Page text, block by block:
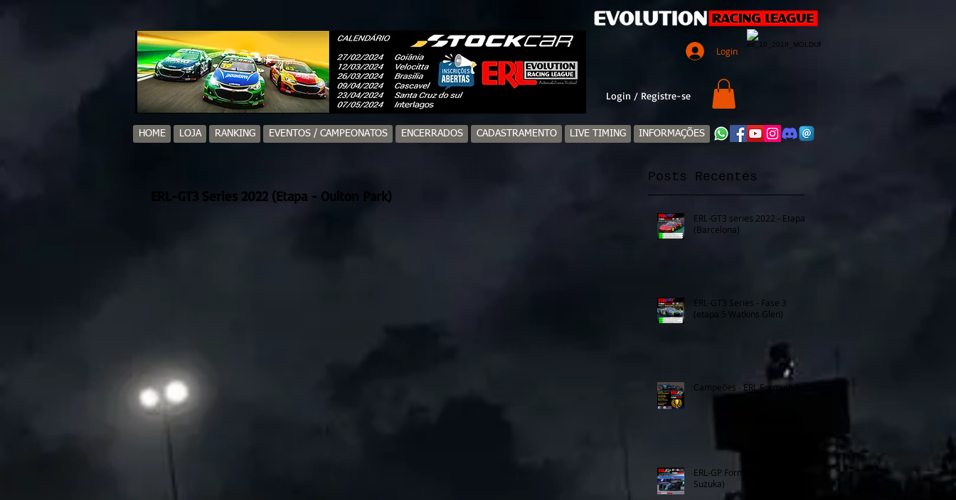
Login / Registre-se
Login
ERL-GT3 Series 2022 (Etapa - Oulton Park)
Posts Recentes
ERL-GT3 series 2022 - Etapa 6
(Barcelona)
ERL-GT3 Series - Fase 3
(etapa 5 Watkins Glen)
Campeões - ERL Formula 2
ERL-GP Formula 2 (etapa 6 -
Suzuka)
HOME LOJA RANKING EVENTOS / CAMPEONATOS ENCERRADOS CADASTRAMENTO LIVE TIMING INFORMAÇÕES